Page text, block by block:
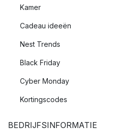
Kamer
Cadeau ideeën
Nest Trends
Black Friday
Cyber Monday
Kortingscodes
BEDRIJFSINFORMATIE